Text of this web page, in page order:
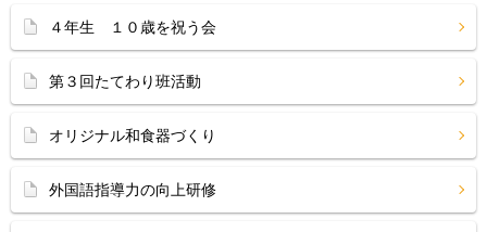
４年生 １０歳を祝う会
第３回たてわり班活動
オリジナル和食器づくり
外国語指導力の向上研修